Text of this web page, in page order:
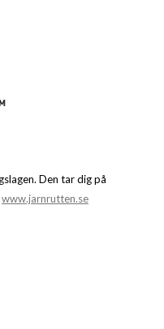
Den tar dig på
www.jarnrutten.se